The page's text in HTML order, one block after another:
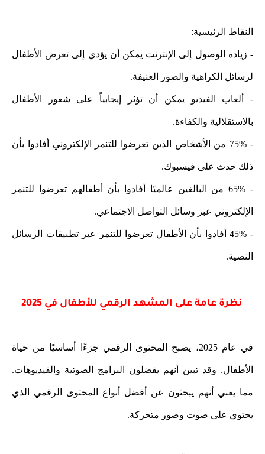
النقاط الرئيسية:
- زيادة الوصول إلى الإنترنت يمكن أن يؤدي إلى تعرض الأطفال
لرسائل الكراهية والصور العنيفة.
- ألعاب الفيديو يمكن أن تؤثر إيجابياً على شعور الأطفال
بالاستقلالية والكفاءة.
- 75% من الأشخاص الذين تعرضوا للتنمر الإلكتروني أفادوا بأن
ذلك حدث على فيسبوك.
- 65% من البالغين عالميًا أفادوا بأن أطفالهم تعرضوا للتنمر
الإلكتروني عبر وسائل التواصل الاجتماعي.
- 45% أفادوا بأن الأطفال تعرضوا للتنمر عبر تطبيقات الرسائل
النصية.
نظرة عامة على المشهد الرقمي للأطفال في 2025
في عام 2025، يصبح المحتوى الرقمي جزءًا أساسيًا من حياة
الأطفال. وقد تبين أنهم يفضلون البرامج الصوتية والفيديوهات.
مما يعني أنهم يبحثون عن أفضل أنواع المحتوى الرقمي الذي
يحتوي على صوت وصور متحركة.